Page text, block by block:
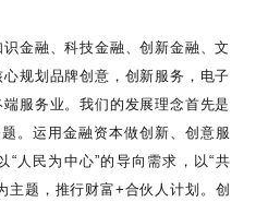
金融、科技金融、创新金融、文
规划品牌创意，创新服务，电子
服务业。我们的发展理念首先是
。运用金融资本做创新、创意服
“ 人民为中心”的导向需求，以“共
主题，推行财富+合伙人计划。创